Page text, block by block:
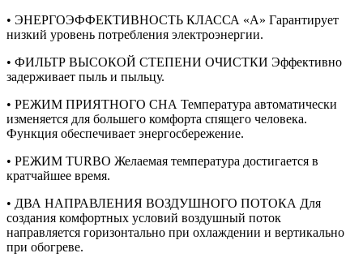
• ЭНЕРГОЭФФЕКТИВНОСТЬ КЛАССА «А» Гарантирует
низкий уровень потребления электроэнергии.
• ФИЛЬТР ВЫСОКОЙ СТЕПЕНИ ОЧИСТКИ Эффективно
задерживает пыль и пыльцу.
• РЕЖИМ ПРИЯТНОГО СНА Температура автоматически
изменяется для большего комфорта спящего человека.
Функция обеспечивает энергосбережение.
• РЕЖИМ TURBO Желаемая температура достигается в
кратчайшее время.
• ДВА НАПРАВЛЕНИЯ ВОЗДУШНОГО ПОТОКА Для
создания комфортных условий воздушный поток
направляется горизонтально при охлаждении и вертикально
при обогреве.